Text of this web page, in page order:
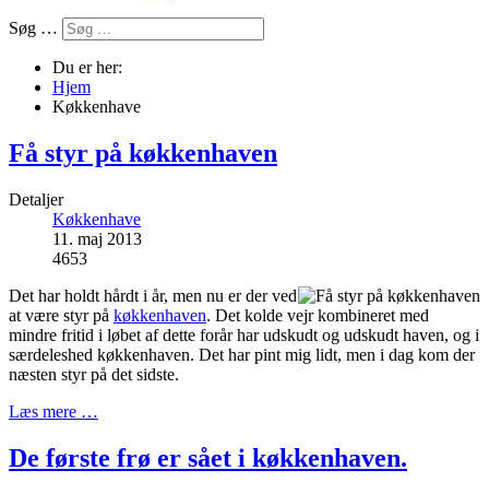
Søg …
Du er her:
Hjem
Køkkenhave
Få styr på køkkenhaven
Detaljer
Køkkenhave
11. maj 2013
4653
Det har holdt hårdt i år, men nu er der ved
at være styr på køkkenhaven. Det kolde vejr kombineret med
mindre fritid i løbet af dette forår har udskudt og udskudt haven, og i
særdeleshed køkkenhaven. Det har pint mig lidt, men i dag kom der
næsten styr på det sidste.
Læs mere …
De første frø er sået i køkkenhaven.